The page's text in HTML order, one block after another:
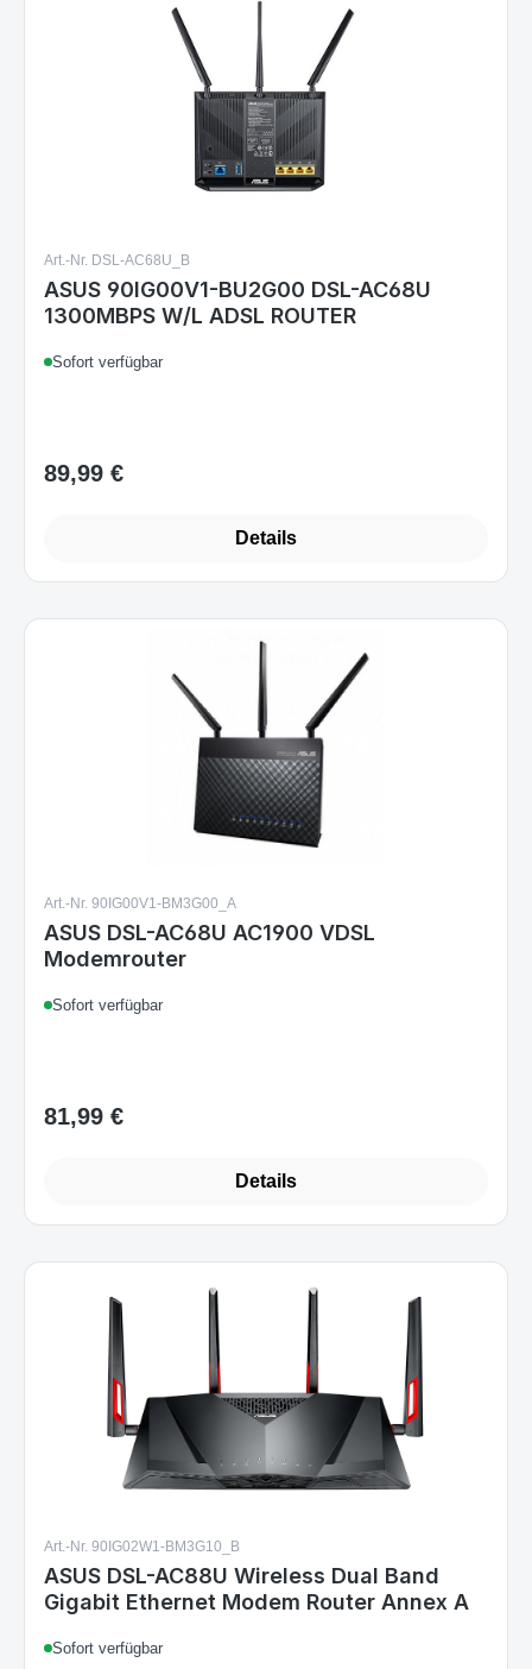
Art.-Nr. DSL-AC68U_B
ASUS 90IG00V1-BU2G00 DSL-AC68U
1300MBPS W/L ADSL ROUTER
Sofort verfügbar
Regulärer Preis:
89,99 €
Details
Art.-Nr. 90IG00V1-BM3G00_A
ASUS DSL-AC68U AC1900 VDSL
Modemrouter
Sofort verfügbar
Regulärer Preis:
81,99 €
Details
Art.-Nr. 90IG02W1-BM3G10_B
ASUS DSL-AC88U Wireless Dual Band
Gigabit Ethernet Modem Router Annex A
Sofort verfügbar